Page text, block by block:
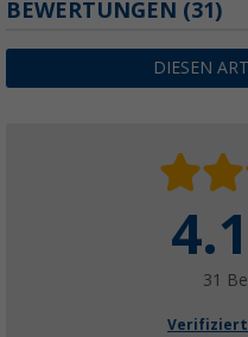
BEWERTUNGEN (31)
DIESEN
31